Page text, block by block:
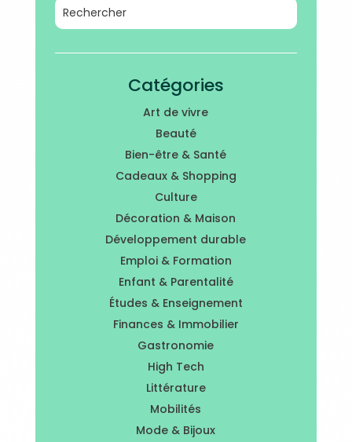
Catégories
Art de vivre
Beauté
Bien-être & Santé
Cadeaux & Shopping
Culture
Décoration & Maison
Développement durable
Emploi & Formation
Enfant & Parentalité
Études & Enseignement
Finances & Immobilier
Gastronomie
High Tech
Littérature
Mobilités
Mode & Bijoux